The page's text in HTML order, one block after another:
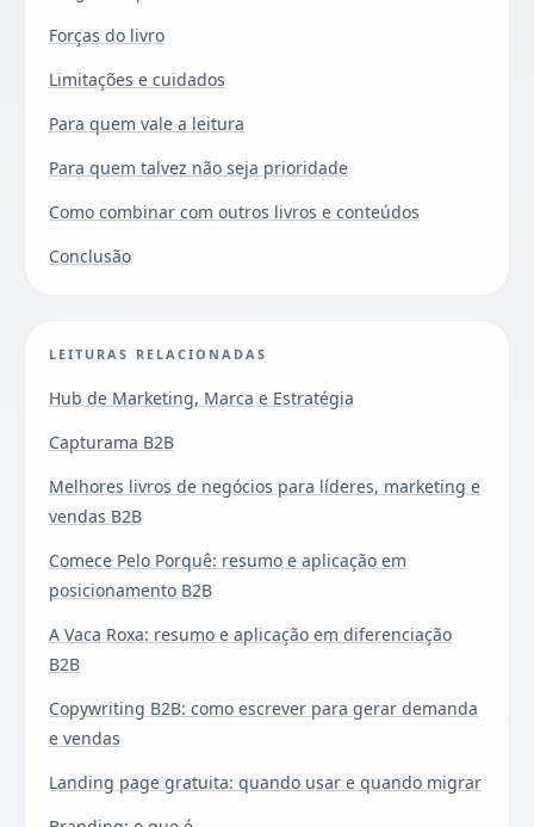
Forças do livro
Limitações e cuidados
Para quem vale a leitura
Para quem talvez não seja prioridade
Como combinar com outros livros e conteúdos
Conclusão
LEITURAS RELACIONADAS
Hub de Marketing, Marca e Estratégia
Capturama B2B
Melhores livros de negócios para líderes, marketing e
vendas B2B
Comece Pelo Porquê: resumo e aplicação em
posicionamento B2B
A Vaca Roxa: resumo e aplicação em diferenciação
B2B
Copywriting B2B: como escrever para gerar demanda
e vendas
Landing page gratuita: quando usar e quando migrar